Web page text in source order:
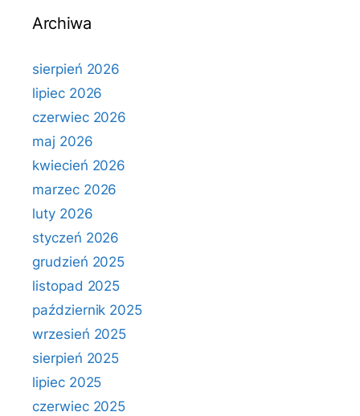
Archiwa
sierpień 2026
lipiec 2026
czerwiec 2026
maj 2026
kwiecień 2026
marzec 2026
luty 2026
styczeń 2026
grudzień 2025
listopad 2025
październik 2025
wrzesień 2025
sierpień 2025
lipiec 2025
czerwiec 2025